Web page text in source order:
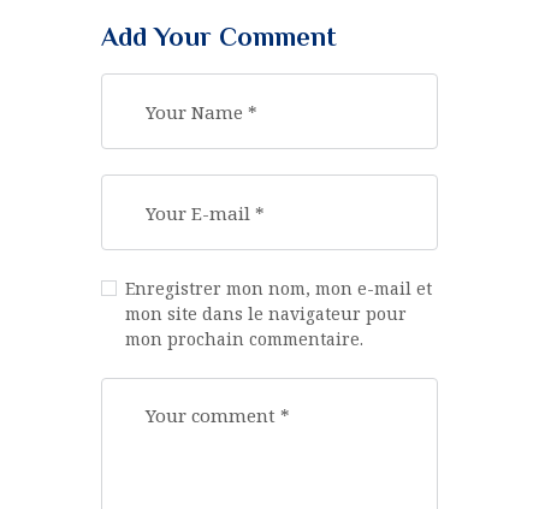
Add Your Comment
Enregistrer mon nom, mon e-mail et
mon site dans le navigateur pour
mon prochain commentaire.